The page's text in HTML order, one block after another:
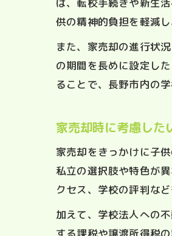
供の精神的負担を軽減
また、家売却の進行状
の期間を長めに設定し
ることで、長野市内の
家売却時に考慮した
家売却をきっかけに子
私立の選択肢や特色が
クセス、学校の評判な
加えて、学校法人への